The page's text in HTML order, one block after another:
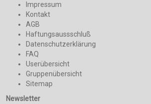
Impressum
Kontakt
AGB
Haftungsaussschluß
Datenschutzerklärung
FAQ
Userübersicht
Gruppenübersicht
Sitemap
Newsletter